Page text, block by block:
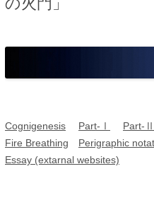
Cognigenesis Part-Ⅰ Part-Ⅱ
Fire Breathing
Perigraphic
Essay (extarnal websites)